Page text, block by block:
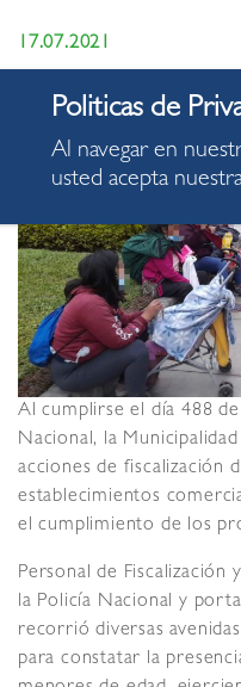
17.07.2021
Al cumplirse el día 488
Nacional, la
acciones de fiscalización
establecimientos
el cumplimiento de los
Personal de
la Policía Nacional y
recorrió diversas
para constatar la
Al navegar en
usted acepta